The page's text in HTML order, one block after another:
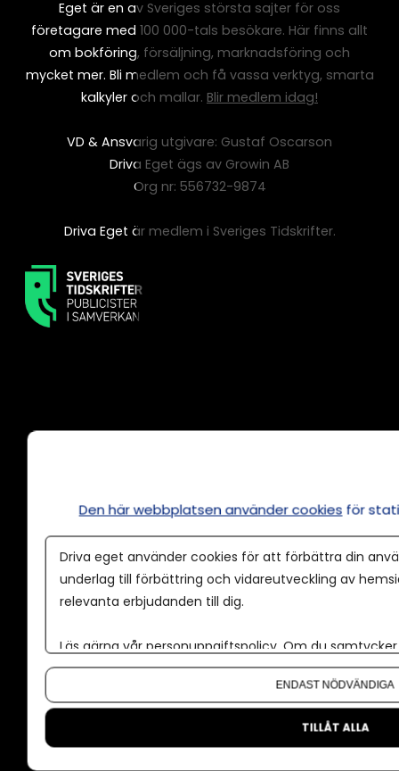
Eget är en av Sveriges största sajter för oss
företagare med 100 000-tals besökare. Här finns allt
om bokföring, försäljning, marknadsföring och
mycket mer. Bli medlem och få vassa verktyg, smarta
kalkyler och mallar. Blir medlem idag!
VD & Ansvarig utgivare: Gustaf Oscarson
Driva Eget ägs av Growin AB
Org nr: 556732-9874
Driva Eget är medlem i Sveriges Tidskrifter.
Våra användarvillkor
Policy för AI
Annonspolicy
Tillgänglighet
Den här webbplatsen använder cookies för
Driva eget använder cookies för att förbättra din
underlag till förbättring och vidareutveckling av
relevanta erbjudanden till dig.
Läs gärna vår personuppgiftspolicy. Om du
Om du vill ändra ditt val i efterhand hittar du den
ENDAST NÖDVÄNDIGA
TILLÅT ALLA